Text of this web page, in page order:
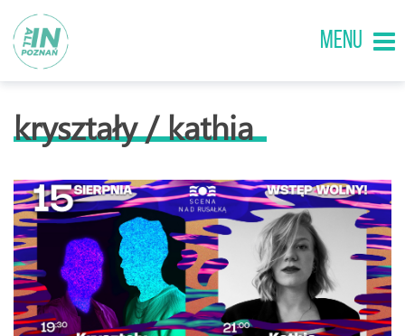
MENU
kryształy / kathia